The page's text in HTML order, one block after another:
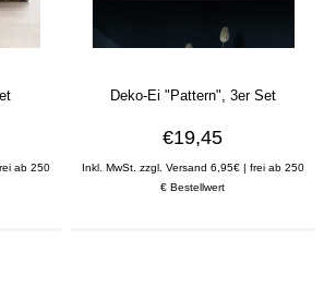
ab 250
Deko-Ei "Pattern", 3er Set
€19,45
Inkl. MwSt. zzgl. Versand 6,95€ | frei ab 250
€ Bestellwert